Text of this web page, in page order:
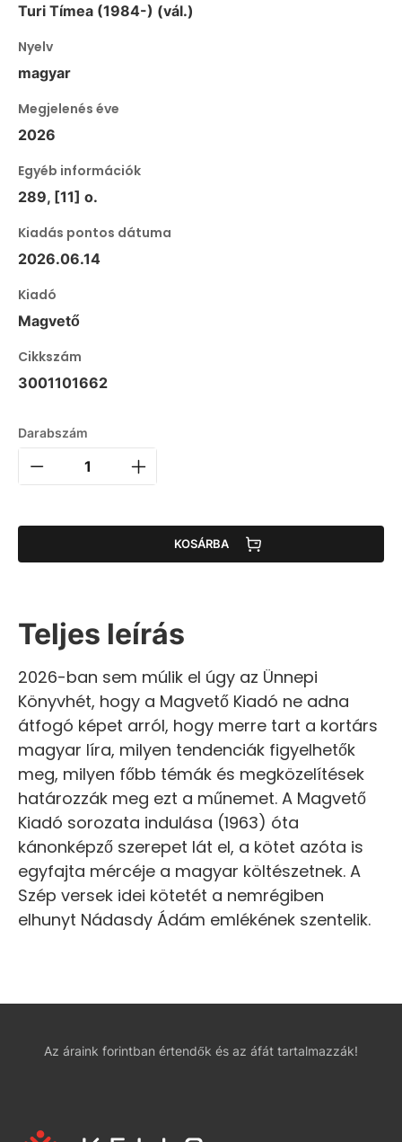
Turi Tímea (1984-) (vál.)
Nyelv
magyar
Megjelenés éve
2026
Egyéb információk
289, [11] o.
Kiadás pontos dátuma
2026.06.14
Kiadó
Magvető
Cikkszám
3001101662
Darabszám
KOSÁRBA
Teljes leírás
2026-ban sem múlik el úgy az Ünnepi
Könyvhét, hogy a Magvető Kiadó ne adna
átfogó képet arról, hogy merre tart a kortárs
magyar líra, milyen tendenciák figyelhetők
meg, milyen főbb témák és megközelítések
határozzák meg ezt a műnemet. A Magvető
Kiadó sorozata indulása (1963) óta
kánonképző szerepet lát el, a kötet azóta is
egyfajta mércéje a magyar költészetnek. A
Szép versek idei kötetét a nemrégiben
elhunyt Nádasdy Ádám emlékének szentelik.
Az áraink forintban értendők és az áfát tartalmazzák!